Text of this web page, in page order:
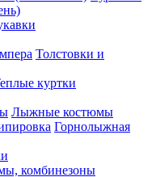
Толстовки и
куртки
Лыжные костюмы
Горнолыжная